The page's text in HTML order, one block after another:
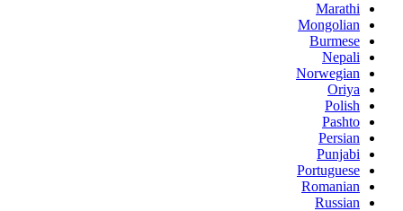
Marathi
Mongolian
Burmese
Nepali
Norwegian
Oriya
Polish
Pashto
Persian
Punjabi
Portuguese
Romanian
Russian